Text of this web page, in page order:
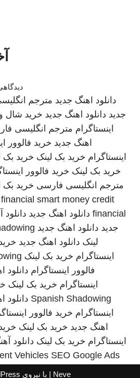
دانلود اهنگ جدید مترجم
جدید دانلود اهنگ جدید خرید شال
اینستاگرام مترجم انگلیسی
اهنگ جدید خرید فالوور
اینستاگرام خرید بک لینک خرید بک
خرید بک لینک خرید فالوور
مترجم انگلیسی فارسی خرید بک
smart money credit
financial دانلود اهنگ جدید
جدید دانلود اهنگ جدید
لینک دانلود اهنگ جدید
اینستاگرام خرید بک لینک
فالوور اینستاگرام دانلود
اینستاگرام خرید بک لینک
Spanish Shadowing دانلود
اینستاگرام خرید فالوور
اهنگ جدید خرید بک لینک
اینستاگرام خرید بک لینک دانلود
Vehicles SEO Google Ads
Neve | با نیروی